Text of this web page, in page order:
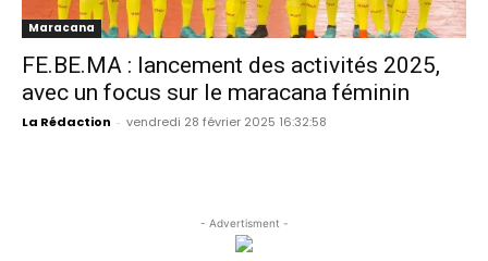
Maracana
FE.BE.MA : lancement des activités 2025,
avec un focus sur le maracana féminin
La Rédaction - vendredi 28 février 2025 16:32:58
- Advertisment -